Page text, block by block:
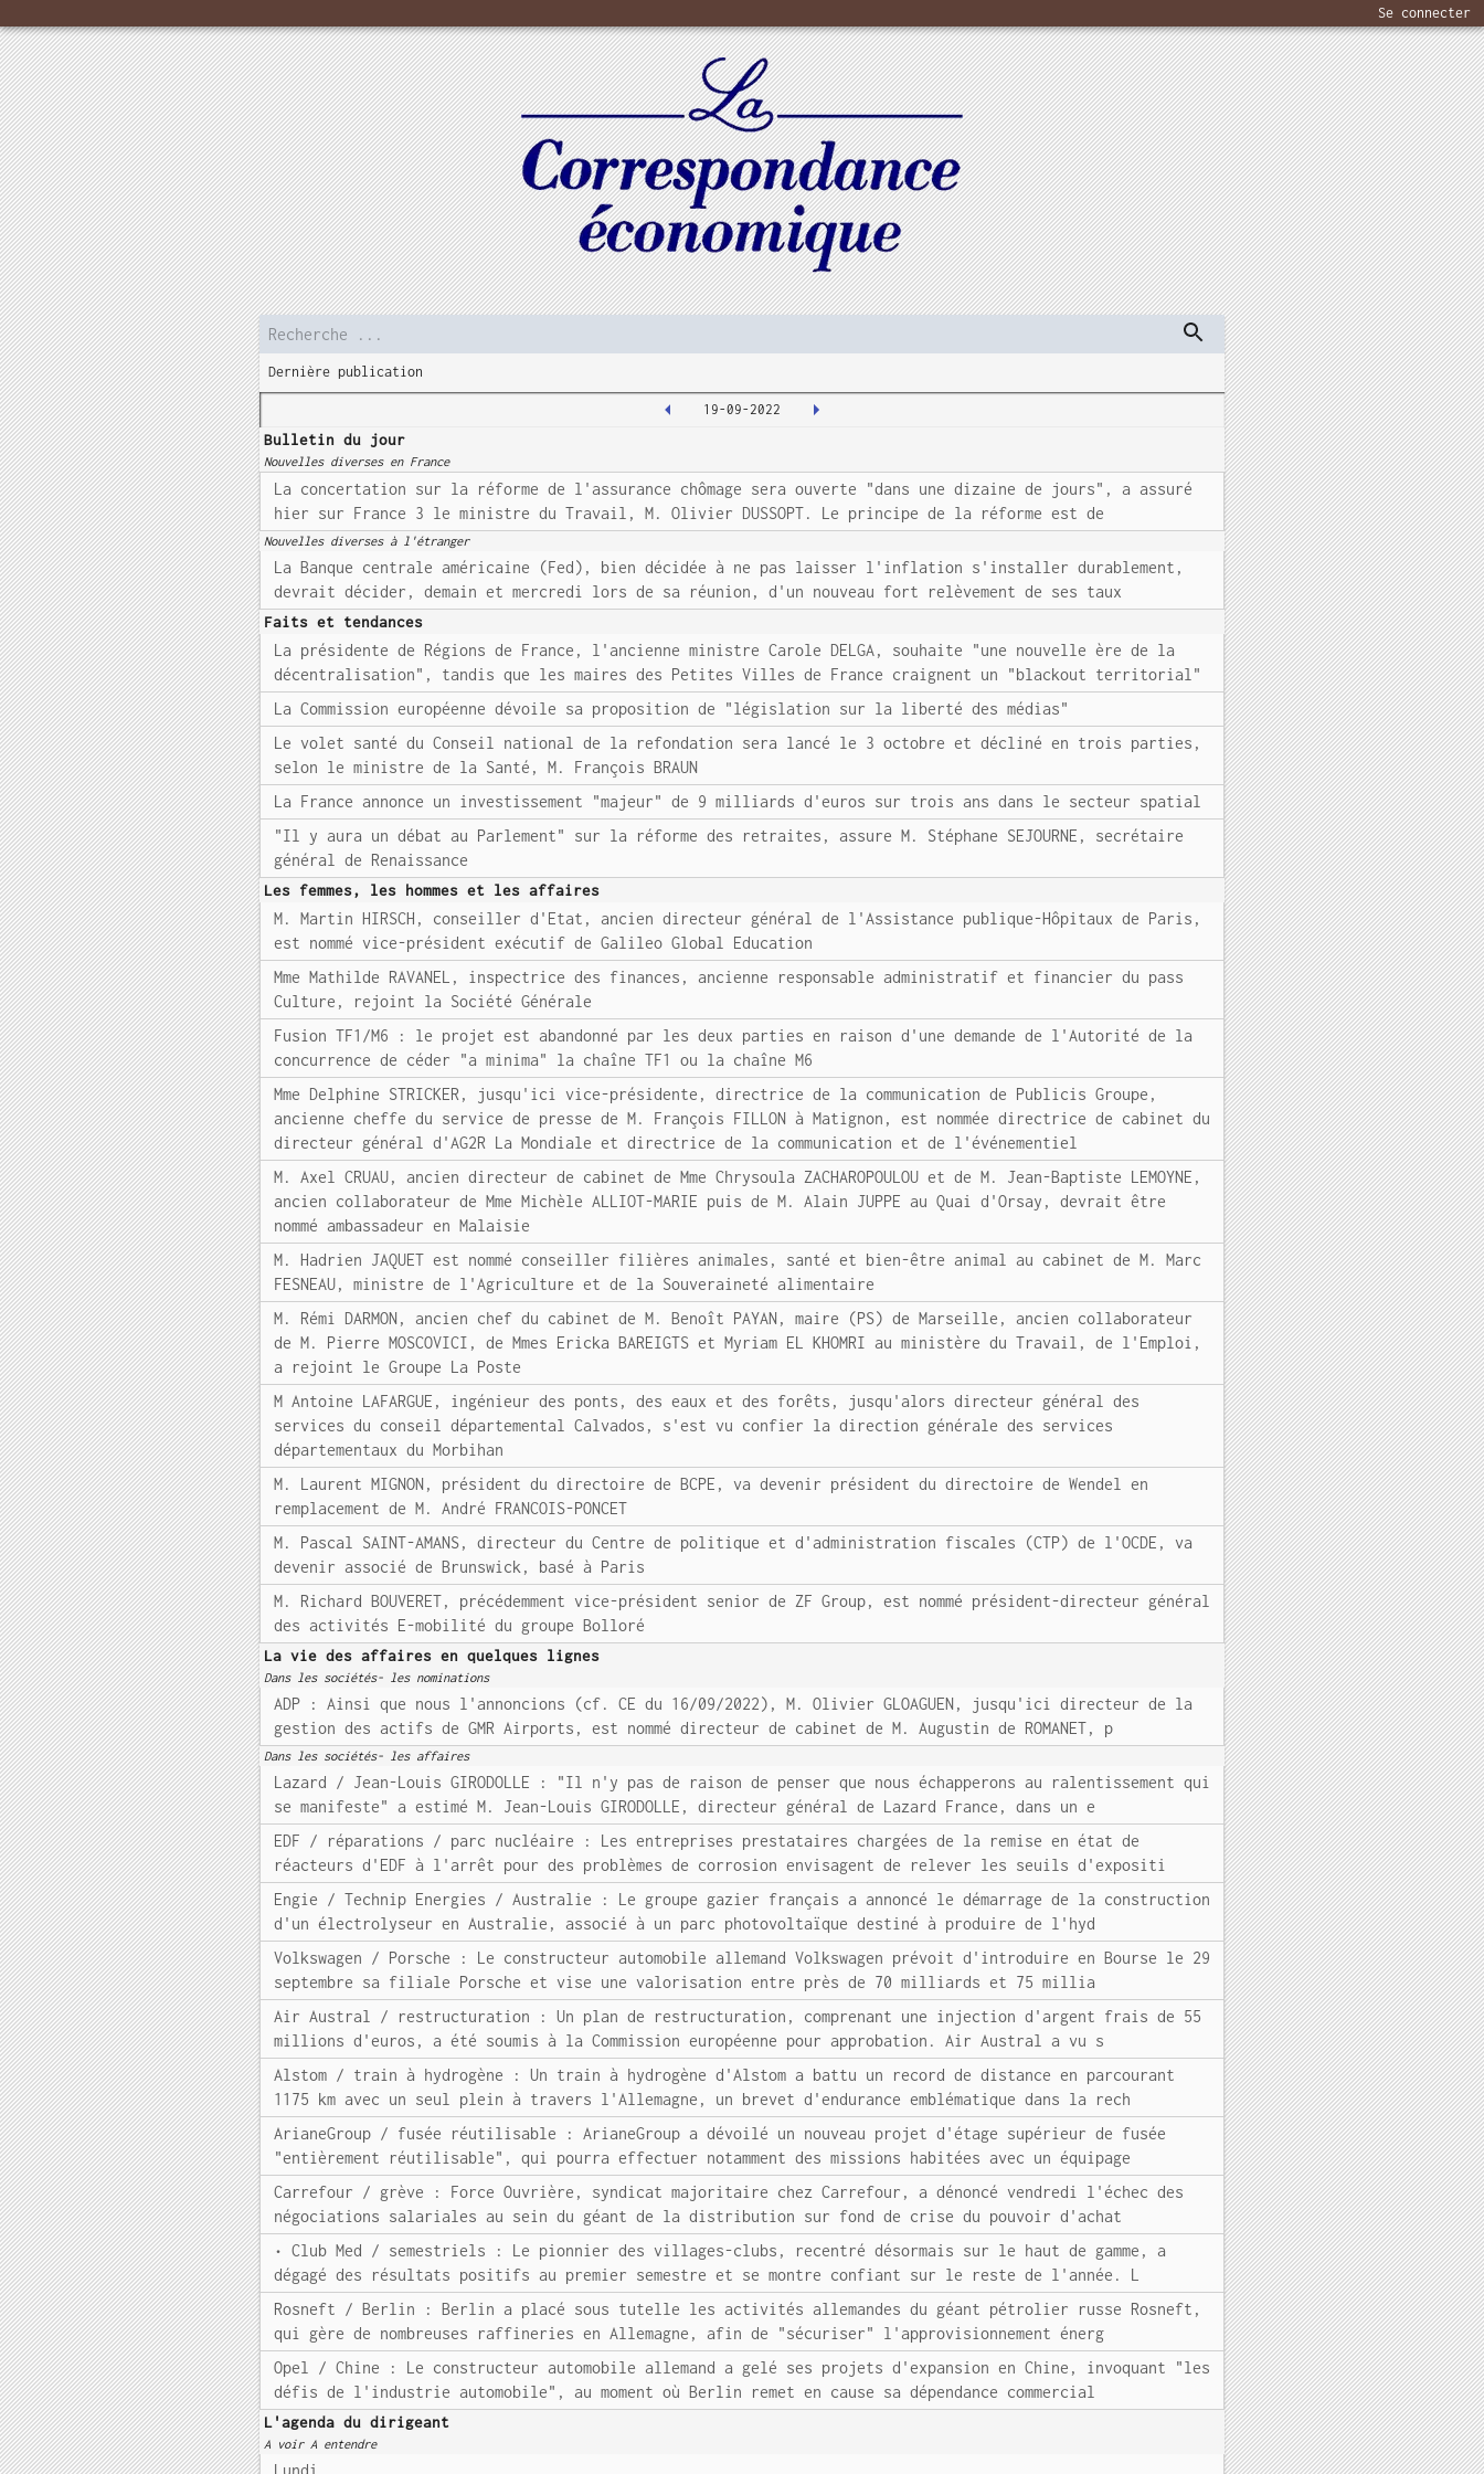
Se connecter
Dernière publication
19-09-2022
Bulletin du jour
Nouvelles diverses en France
La concertation sur la réforme de l'assurance chômage sera ouverte "dans une dizaine de jours", a assuré
hier sur France 3 le ministre du Travail, M. Olivier DUSSOPT. Le principe de la réforme est de
Nouvelles diverses à l'étranger
La Banque centrale américaine (Fed), bien décidée à ne pas laisser l'inflation s'installer durablement,
devrait décider, demain et mercredi lors de sa réunion, d'un nouveau fort relèvement de ses taux
Faits et tendances
La présidente de Régions de France, l'ancienne ministre Carole DELGA, souhaite "une nouvelle ère de la
décentralisation", tandis que les maires des Petites Villes de France craignent un "blackout territorial"
La Commission européenne dévoile sa proposition de "législation sur la liberté des médias"
Le volet santé du Conseil national de la refondation sera lancé le 3 octobre et décliné en trois parties,
selon le ministre de la Santé, M. François BRAUN
La France annonce un investissement "majeur" de 9 milliards d'euros sur trois ans dans le secteur spatial
"Il y aura un débat au Parlement" sur la réforme des retraites, assure M. Stéphane SEJOURNE, secrétaire
général de Renaissance
Les femmes, les hommes et les affaires
M. Martin HIRSCH, conseiller d'Etat, ancien directeur général de l'Assistance publique-Hôpitaux de Paris,
est nommé vice-président exécutif de Galileo Global Education
Mme Mathilde RAVANEL, inspectrice des finances, ancienne responsable administratif et financier du pass
Culture, rejoint la Société Générale
Fusion TF1/M6 : le projet est abandonné par les deux parties en raison d'une demande de l'Autorité de la
concurrence de céder "a minima" la chaîne TF1 ou la chaîne M6
Mme Delphine STRICKER, jusqu'ici vice-présidente, directrice de la communication de Publicis Groupe,
ancienne cheffe du service de presse de M. François FILLON à Matignon, est nommée directrice de cabinet du
directeur général d'AG2R La Mondiale et directrice de la communication et de l'événementiel
M. Axel CRUAU, ancien directeur de cabinet de Mme Chrysoula ZACHAROPOULOU et de M. Jean-Baptiste LEMOYNE,
ancien collaborateur de Mme Michèle ALLIOT-MARIE puis de M. Alain JUPPE au Quai d'Orsay, devrait être
nommé ambassadeur en Malaisie
M. Hadrien JAQUET est nommé conseiller filières animales, santé et bien-être animal au cabinet de M. Marc
FESNEAU, ministre de l'Agriculture et de la Souveraineté alimentaire
M. Rémi DARMON, ancien chef du cabinet de M. Benoît PAYAN, maire (PS) de Marseille, ancien collaborateur
de M. Pierre MOSCOVICI, de Mmes Ericka BAREIGTS et Myriam EL KHOMRI au ministère du Travail, de l'Emploi,
a rejoint le Groupe La Poste
M Antoine LAFARGUE, ingénieur des ponts, des eaux et des forêts, jusqu'alors directeur général des
services du conseil départemental Calvados, s'est vu confier la direction générale des services
départementaux du Morbihan
M. Laurent MIGNON, président du directoire de BCPE, va devenir président du directoire de Wendel en
remplacement de M. André FRANCOIS-PONCET
M. Pascal SAINT-AMANS, directeur du Centre de politique et d'administration fiscales (CTP) de l'OCDE, va
devenir associé de Brunswick, basé à Paris
M. Richard BOUVERET, précédemment vice-président senior de ZF Group, est nommé président-directeur général
des activités E-mobilité du groupe Bolloré
La vie des affaires en quelques lignes
Dans les sociétés- les nominations
ADP : Ainsi que nous l'annoncions (cf. CE du 16/09/2022), M. Olivier GLOAGUEN, jusqu'ici directeur de la
gestion des actifs de GMR Airports, est nommé directeur de cabinet de M. Augustin de ROMANET, p
Dans les sociétés- les affaires
Lazard / Jean-Louis GIRODOLLE : "Il n'y pas de raison de penser que nous échapperons au ralentissement qui
se manifeste" a estimé M. Jean-Louis GIRODOLLE, directeur général de Lazard France, dans un e
EDF / réparations / parc nucléaire : Les entreprises prestataires chargées de la remise en état de
réacteurs d'EDF à l'arrêt pour des problèmes de corrosion envisagent de relever les seuils d'expositi
Engie / Technip Energies / Australie : Le groupe gazier français a annoncé le démarrage de la construction
d'un électrolyseur en Australie, associé à un parc photovoltaïque destiné à produire de l'hyd
Volkswagen / Porsche : Le constructeur automobile allemand Volkswagen prévoit d'introduire en Bourse le 29
septembre sa filiale Porsche et vise une valorisation entre près de 70 milliards et 75 millia
Air Austral / restructuration : Un plan de restructuration, comprenant une injection d'argent frais de 55
millions d'euros, a été soumis à la Commission européenne pour approbation. Air Austral a vu s
Alstom / train à hydrogène : Un train à hydrogène d'Alstom a battu un record de distance en parcourant
1175 km avec un seul plein à travers l'Allemagne, un brevet d'endurance emblématique dans la rech
ArianeGroup / fusée réutilisable : ArianeGroup a dévoilé un nouveau projet d'étage supérieur de fusée
"entièrement réutilisable", qui pourra effectuer notamment des missions habitées avec un équipage
Carrefour / grève : Force Ouvrière, syndicat majoritaire chez Carrefour, a dénoncé vendredi l'échec des
négociations salariales au sein du géant de la distribution sur fond de crise du pouvoir d'achat
• Club Med / semestriels : Le pionnier des villages-clubs, recentré désormais sur le haut de gamme, a
dégagé des résultats positifs au premier semestre et se montre confiant sur le reste de l'année. L
Rosneft / Berlin : Berlin a placé sous tutelle les activités allemandes du géant pétrolier russe Rosneft,
qui gère de nombreuses raffineries en Allemagne, afin de "sécuriser" l'approvisionnement énerg
Opel / Chine : Le constructeur automobile allemand a gelé ses projets d'expansion en Chine, invoquant "les
défis de l'industrie automobile", au moment où Berlin remet en cause sa dépendance commercial
L'agenda du dirigeant
A voir A entendre
Lundi